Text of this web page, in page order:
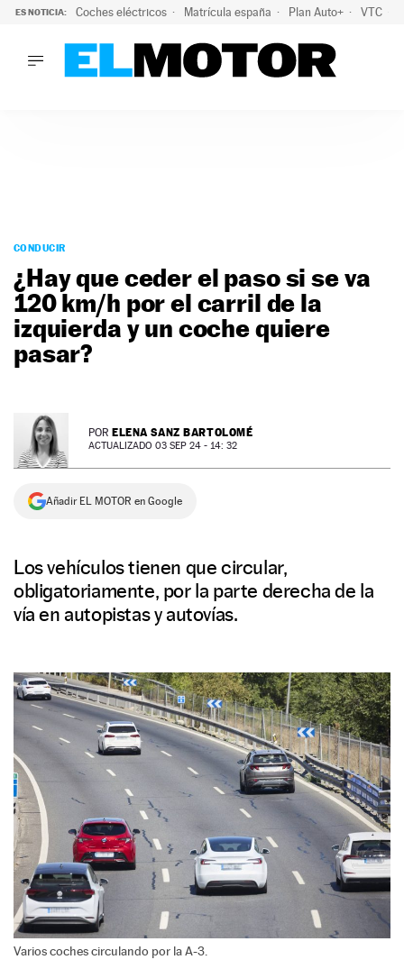
ES NOTICIA: Coches eléctricos Matrícula españa Plan Auto+ VTC
PODCAST
MOTOS
TECNOLOGÍA
SUPERCOCHES
MOTORTV
PREMIOS
NEWSLETTER
CONDUCIR
¿Hay que ceder el paso si se va
120 km/h por el carril de la
izquierda y un coche quiere
pasar?
POR ELENA SANZ BARTOLOMÉ
ACTUALIZADO 03 SEP 24 - 14: 32
Añadir EL MOTOR en Google
Los vehículos tienen que circular,
obligatoriamente, por la parte derecha de la
vía en autopistas y autovías.
Varios coches circulando por la A-3.